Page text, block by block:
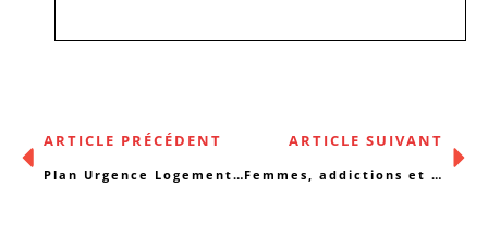
ARTICLE PRÉCÉDENT
Plan Urgence Logement: « Quand l’urgence est là, mais… »
ARTICLE SUIVANT
Femmes, addictions et santé mentale: qu’en dire, qu’en penser?